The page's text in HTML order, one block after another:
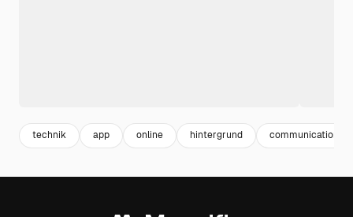
technik app online hintergrund communication